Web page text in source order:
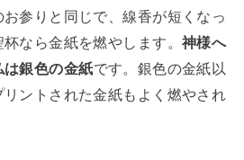
参りと同じで、線香が短くなっ
なら金紙を燃やします。 神様へ
銀色の金紙です。銀色の金紙以
ントされた金紙もよく燃やされ